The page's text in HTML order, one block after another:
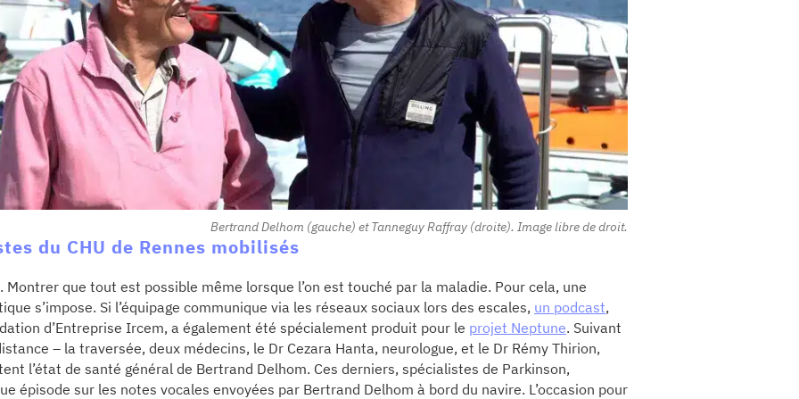
Bertrand Delhom (gauche) et Tanneguy Raffray (droite). Image libre de droit.
du CHU de Rennes mobilisés
Montrer que tout est possible même lorsque l’on est touché par la maladie. Pour cela, une
s’impose. Si l’équipage communique via les réseaux sociaux lors des escales, un podcast,
d’Entreprise Ircem, a également été spécialement produit pour le projet Neptune. Suivant
– la traversée, deux médecins, le Dr Cezara Hanta, neurologue, et le Dr Rémy Thirion,
l’état de santé général de Bertrand Delhom. Ces derniers, spécialistes de Parkinson,
épisode sur les notes vocales envoyées par Bertrand Delhom à bord du navire. L’occasion pour